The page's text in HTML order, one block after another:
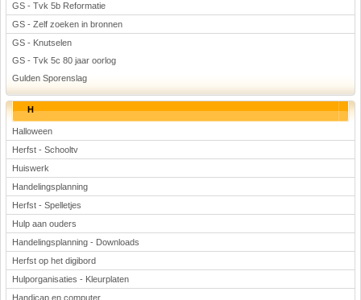
GS - Tvk 5b Reformatie
GS - Zelf zoeken in bronnen
GS - Knutselen
GS - Tvk 5c 80 jaar oorlog
Gulden Sporenslag
H
Halloween
Herfst - Schooltv
Huiswerk
Handelingsplanning
Herfst - Spelletjes
Hulp aan ouders
Handelingsplanning - Downloads
Herfst op het digibord
Hulporganisaties - Kleurplaten
Handicap en computer